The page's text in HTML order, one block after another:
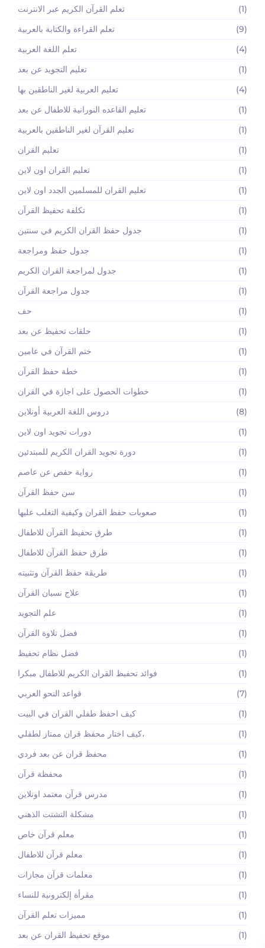
تعلم القرآن الكريم عبر الانترنت
(1)
تعلم القراءة والكتابة بالعربية
(9)
تعلم اللغة العربية
(4)
تعليم التجويد عن بعد
(1)
تعليم العربية لغير الناطقين بها
(4)
تعليم القاعده النورانية للاطفال عن بعد
(1)
تعليم القرآن لغير الناطقين بالعربية
(1)
تعليم القران
(1)
تعليم القران اون لاين
(1)
تعليم القران للمسلمين الجدد اون لاين
(1)
تكلفة تحفيظ القرآن
(1)
جدول حفظ القران الكريم في سنتين
(1)
جدول حفظ ومراجعة
(1)
جدول لمراجعة القران الكريم
(1)
جدول مراجعة القرآن
(1)
حف
(1)
حلقات تحفيظ عن بعد
(1)
ختم القرآن في عامين
(1)
خطة حفظ القرآن
(1)
خطوات الحصول على اجازة في القران
(1)
دروس اللغة العربية أونلاين
(8)
دورات تجويد اون لاين
(1)
دورة تجويد القران الكريم للمبتدئين
(1)
رواية حفص عن عاصم
(1)
سن حفظ القرآن
(1)
صعوبات حفظ القران وكيفية التغلب عليها
(1)
طرق تحفيظ القرآن للاطفال
(1)
طرق حفظ القرآن للاطفال
(1)
طريقة حفظ القرآن وتثبيته
(1)
علاج نسيان القرآن
(1)
علم التجويد
(1)
فضل تلاوة القرآن
(1)
فضل نظام تحفيظ
(1)
فوائد تحفيظ القران الكريم للاطفال مبكرا
(1)
قواعد النحو العربي
(7)
كيف احفظ طفلي القران في البيت
(1)
كيف اختار محفظ قران ممتاز لطفلي،
(1)
محفظ قران عن بعد فردي
(1)
محفظة قرآن
(1)
مدرس قرآن معتمد اونلاين
(1)
مشكلة التشتت الذهني
(1)
معلم قرآن خاص
(1)
معلم قرآن للاطفال
(1)
معلمات قرآن مجازات
(1)
مقرأة إلكترونية للنساء
(1)
مميزات تعلم القرآن
(1)
موقع تحفيظ القران عن بعد
(1)